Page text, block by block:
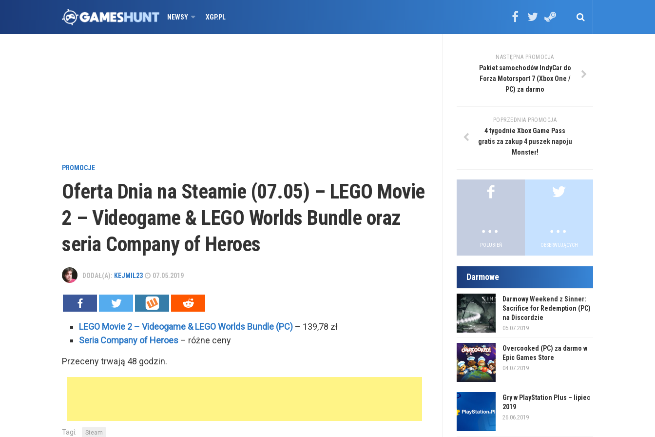
NEWSY XGP.PL
PROMOCJE
Oferta Dnia na Steamie (07.05) – LEGO Movie
2 – Videogame & LEGO Worlds Bundle oraz
seria Company of Heroes
DODAŁ(A): KEJMIL23 07.05.2019
LEGO Movie 2 – Videogame & LEGO Worlds Bundle (PC) – 139,78 zł
Seria Company of Heroes – różne ceny
Przeceny trwają 48 godzin.
Tagi: Steam
NASTĘPNA PROMOCJA
Pakiet samochodów IndyCar do
Forza Motorsport 7 (Xbox One /
PC) za darmo
POPRZEDNIA PROMOCJA
4 tygodnie Xbox Game Pass
gratis za zakup 4 puszek napoju
Monster!
.
POLUBIEŃ
.
OBSERWUJĄCYCH
Darmowe
Darmowy Weekend z Sinner:
Sacrifice for Redemption (PC)
na Discordzie
05.07.2019
Overcooked (PC) za darmo w
Epic Games Store
04.07.2019
Gry w PlayStation Plus – lipiec
2019
26.06.2019